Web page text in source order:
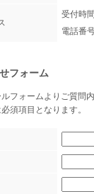
受付時
電話番
フォーム
フォームよりご質問
須項目となります。